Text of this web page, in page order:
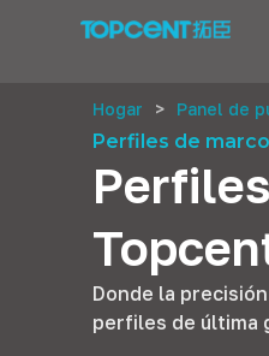
Hogar > Panel de
Perfiles de
Donde la
perfiles de última